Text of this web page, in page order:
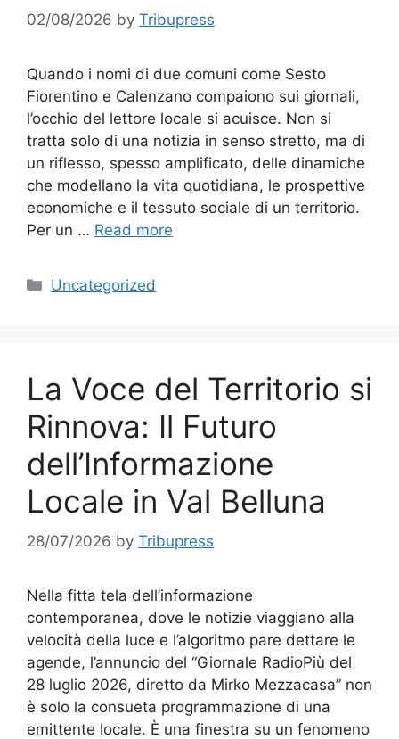
02/08/2026 by Tribupress
Quando i nomi di due comuni come Sesto
Fiorentino e Calenzano compaiono sui giornali,
l’occhio del lettore locale si acuisce. Non si
tratta solo di una notizia in senso stretto, ma di
un riflesso, spesso amplificato, delle dinamiche
che modellano la vita quotidiana, le prospettive
economiche e il tessuto sociale di un territorio.
Per un … Read more
Categories
Uncategorized
La Voce del Territorio si
Rinnova: Il Futuro
dell’Informazione
Locale in Val Belluna
28/07/2026 by Tribupress
Nella fitta tela dell’informazione
contemporanea, dove le notizie viaggiano alla
velocità della luce e l’algoritmo pare dettare le
agende, l’annuncio del “Giornale RadioPiù del
28 luglio 2026, diretto da Mirko Mezzacasa” non
è solo la consueta programmazione di una
emittente locale. È una finestra su un fenomeno